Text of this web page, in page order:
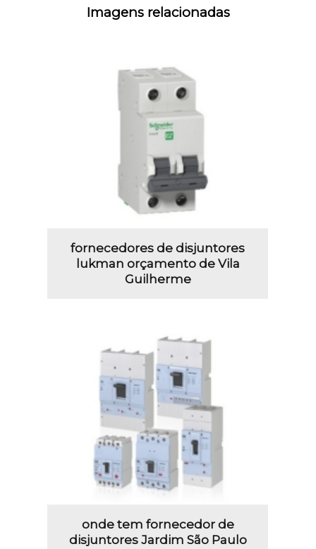
Imagens relacionadas
fornecedores de disjuntores
lukman orçamento de Vila
Guilherme
onde tem fornecedor de
disjuntores Jardim São Paulo